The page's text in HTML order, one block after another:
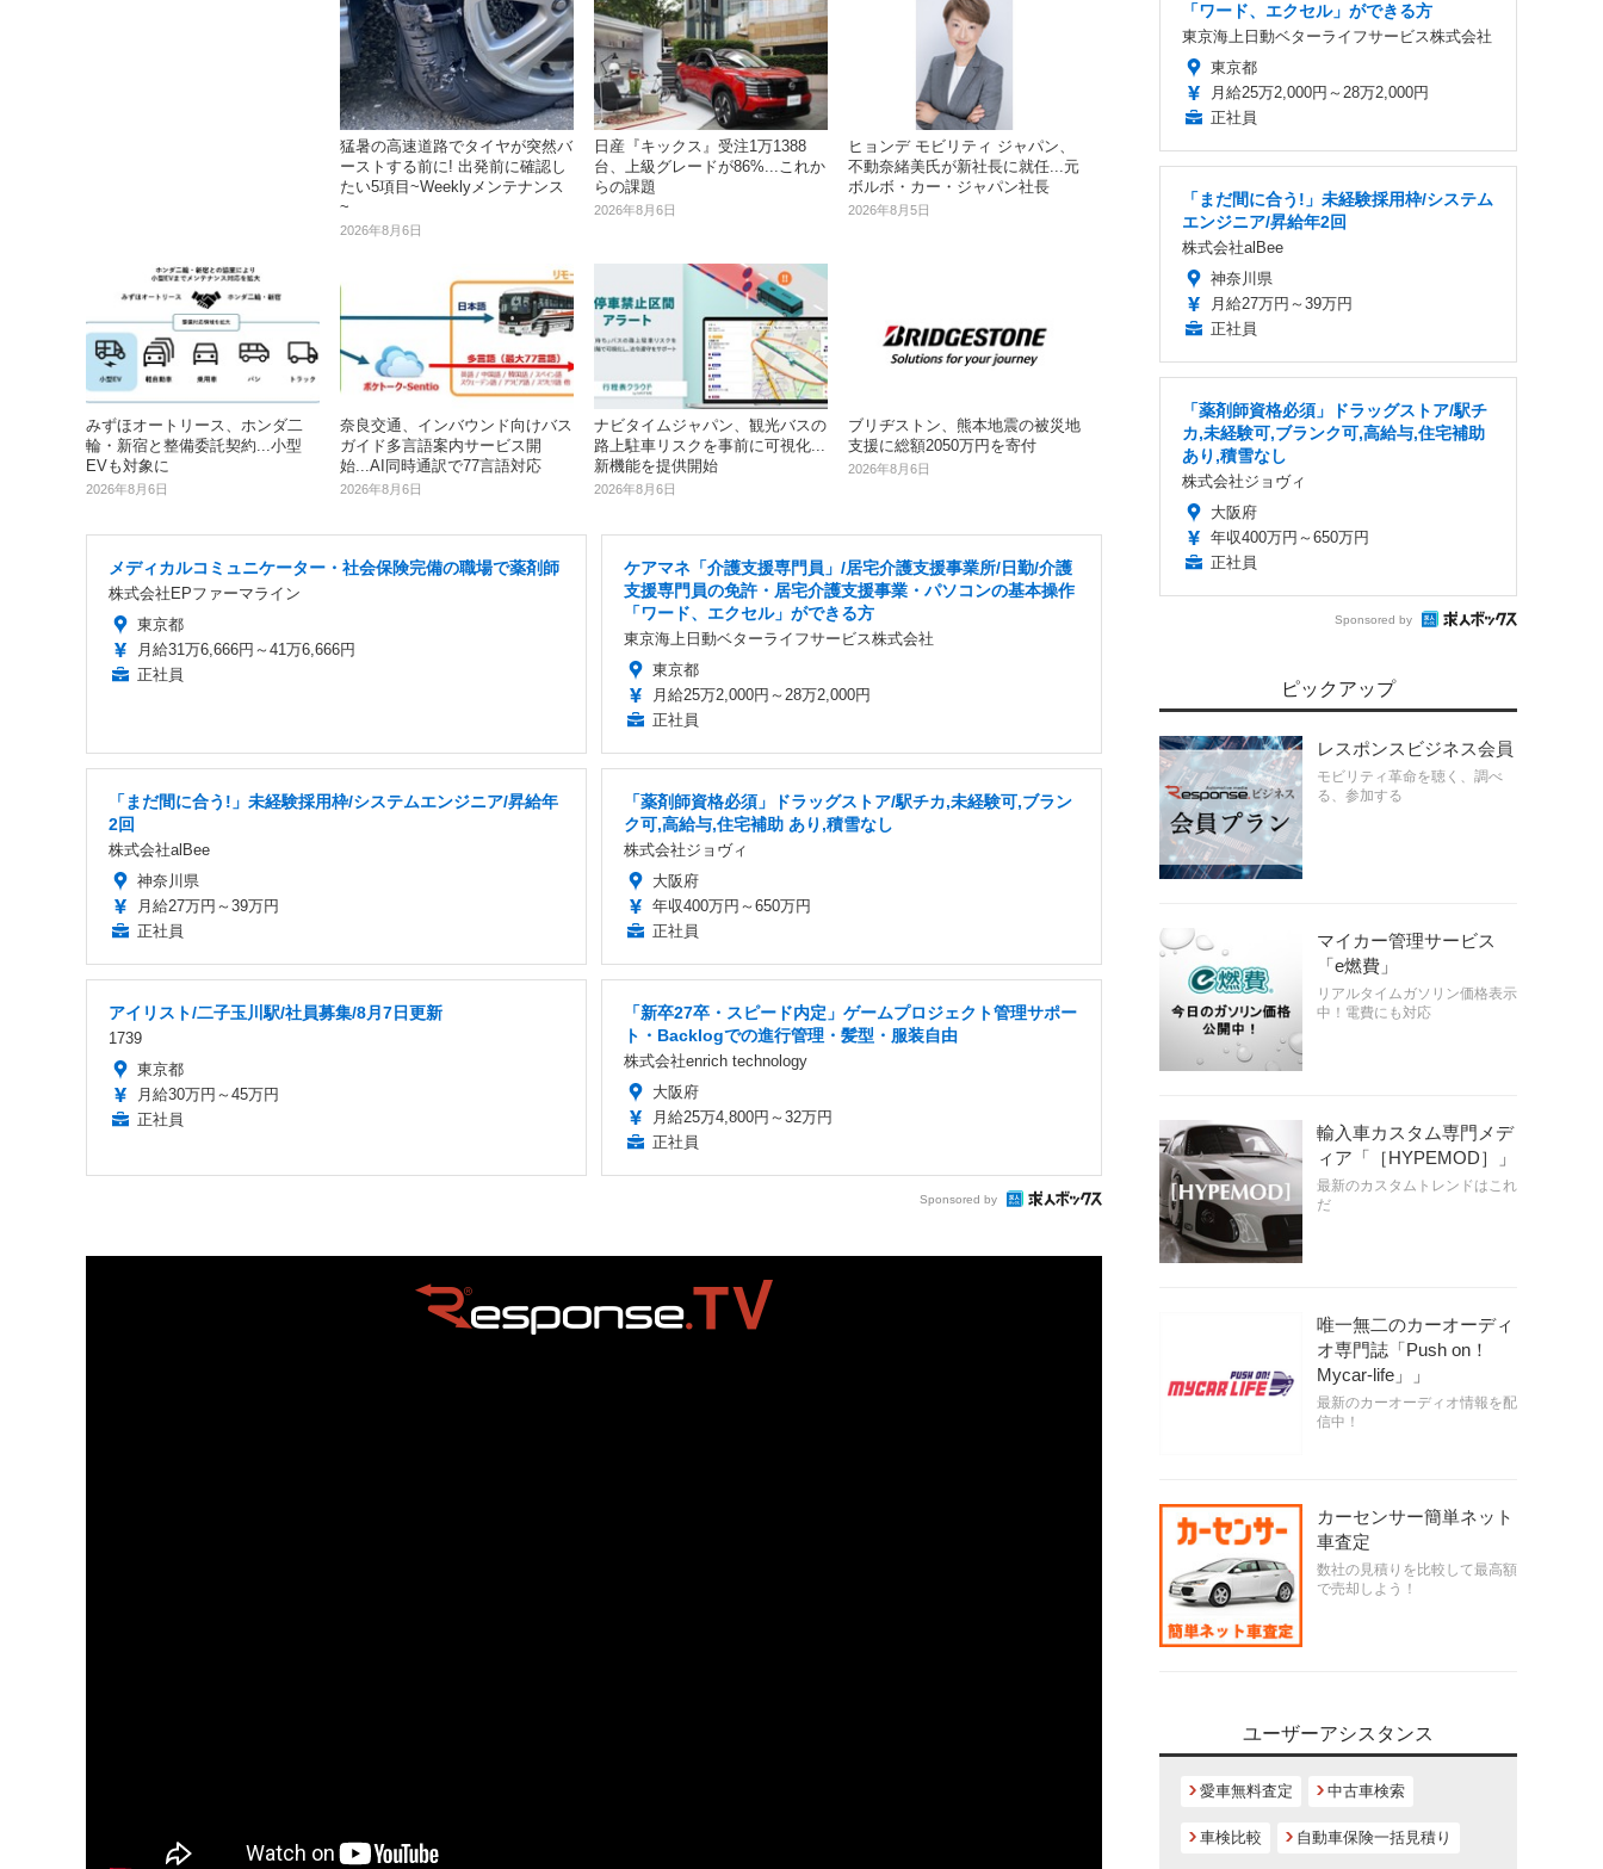
猛暑の高速道路でタイヤが突然バ
ーストする前に! 出発前に確認し
たい5項目~Weeklyメンテナンス
~
2026年8月6日
日産『キックス』受注1万1388
台、上級グレードが86%...これか
らの課題
2026年8月6日
ヒョンデ モビリティ ジャパン、
不動奈緒美氏が新社長に就任...元
ボルボ・カー・ジャパン社長
2026年8月5日
みずほオートリース、ホンダ二
輪・新宿と整備委託契約...小型
EVも対象に
2026年8月6日
奈良交通、インバウンド向けバス
ガイド多言語案内サービス開
始...AI同時通訳で77言語対応
2026年8月6日
ナビタイムジャパン、観光バスの
路上駐車リスクを事前に可視化...
新機能を提供開始
2026年8月6日
ブリヂストン、熊本地震の被災地
支援に総額2050万円を寄付
2026年8月6日
メディカルコミュニケーター・社会保険完備の職場で薬剤師
株式会社EPファーマライン
東京都
月給31万6,666円～41万6,666円
正社員
ケアマネ「介護支援専門員」/居宅介護支援事業所/日勤/介護
支援専門員の免許・居宅介護支援事業・パソコンの基本操作
「ワード、エクセル」ができる方
東京海上日動ベターライフサービス株式会社
東京都
月給25万2,000円～28万2,000円
正社員
「まだ間に合う!」未経験採用枠/システムエンジニア/昇給年
2回
株式会社alBee
神奈川県
月給27万円～39万円
正社員
「薬剤師資格必須」ドラッグストア/駅チカ,未経験可,ブラン
ク可,高給与,住宅補助 あり,積雪なし
株式会社ジョヴィ
大阪府
年収400万円～650万円
正社員
アイリスト/二子玉川駅/社員募集/8月7日更新
1739
東京都
月給30万円～45万円
正社員
「新卒27卒・スピード内定」ゲームプロジェクト管理サポー
ト・Backlogでの進行管理・髪型・服装自由
株式会社enrich technology
大阪府
月給25万4,800円～32万円
正社員
Sponsored by
「ワード、エクセル」ができる方
東京海上日動ベターライフサービス株式会社
東京都
月給25万2,000円～28万2,000円
正社員
「まだ間に合う!」未経験採用枠/システム
エンジニア/昇給年2回
株式会社alBee
神奈川県
月給27万円～39万円
正社員
「薬剤師資格必須」ドラッグストア/駅チ
カ,未経験可,ブランク可,高給与,住宅補助
あり,積雪なし
株式会社ジョヴィ
大阪府
年収400万円～650万円
正社員
Sponsored by
ピックアップ
レスポンスビジネス会員
モビリティ革命を聴く、調べ
る、参加する
マイカー管理サービス
「e燃費」
リアルタイムガソリン価格表示
中！電費にも対応
輸入車カスタム専門メデ
ィア「［HYPEMOD］」
最新のカスタムトレンドはこれ
だ
唯一無二のカーオーディ
オ専門誌「Push on！
Mycar-life」」
最新のカーオーディオ情報を配
信中！
カーセンサー簡単ネット
車査定
数社の見積りを比較して最高額
で売却しよう！
ユーザーアシスタンス
愛車無料査定 中古車検索
車検比較 自動車保険一括見積り